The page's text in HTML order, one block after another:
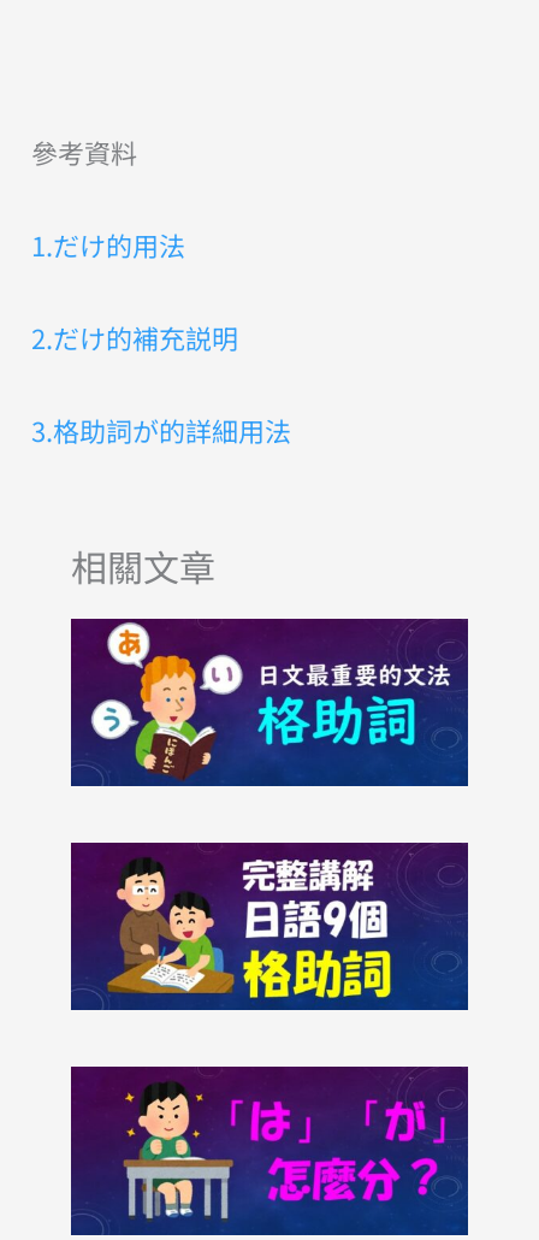
參考資料
1.だけ的用法
2.だけ的補充説明
3.格助詞が的詳細用法
相關文章